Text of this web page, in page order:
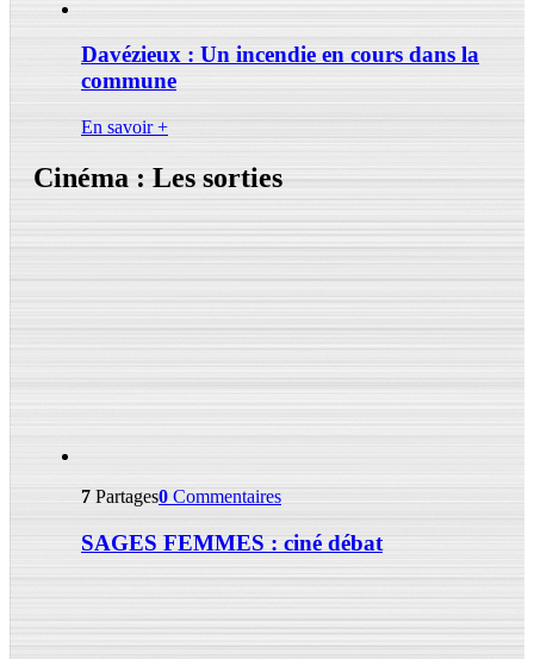
Davézieux : Un incendie en cours dans la
commune
En savoir +
Cinéma : Les sorties
7 Partages0 Commentaires
SAGES FEMMES : ciné débat